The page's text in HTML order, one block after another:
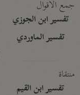
جمع الأقوال
تفسير ابن الجوزي
تفسير الماوردي
منتقاة
تفسير ابن القيم